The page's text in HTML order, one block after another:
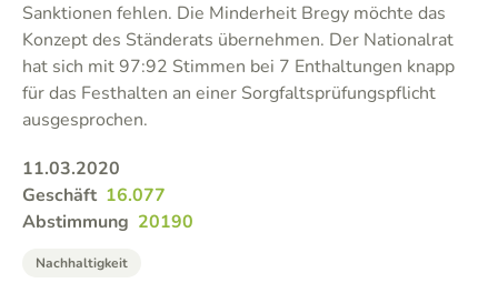
Sanktionen fehlen. Die Minderheit Bregy möchte das
Konzept des Ständerats übernehmen. Der Nationalrat
hat sich mit 97:92 Stimmen bei 7 Enthaltungen knapp
für das Festhalten an einer Sorgfaltsprüfungspflicht
ausgesprochen.
11.03.2020
Geschäft 16.077
Abstimmung 20190
Nachhaltigkeit